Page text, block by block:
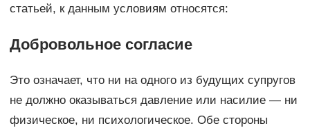
статьей, к данным условиям относятся:
Добровольное согласие
Это означает, что ни на одного из будущих супругов
не должно оказываться давление или насилие — ни
физическое, ни психологическое. Обе стороны